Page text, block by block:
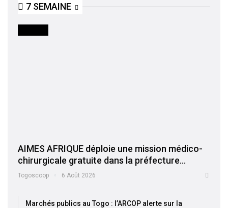
7 SEMAINE
AIMES AFRIQUE déploie une mission médico-
chirurgicale gratuite dans la préfecture…
Togoscoop 6 Août 2026
Marchés publics au Togo : l’ARCOP alerte sur la